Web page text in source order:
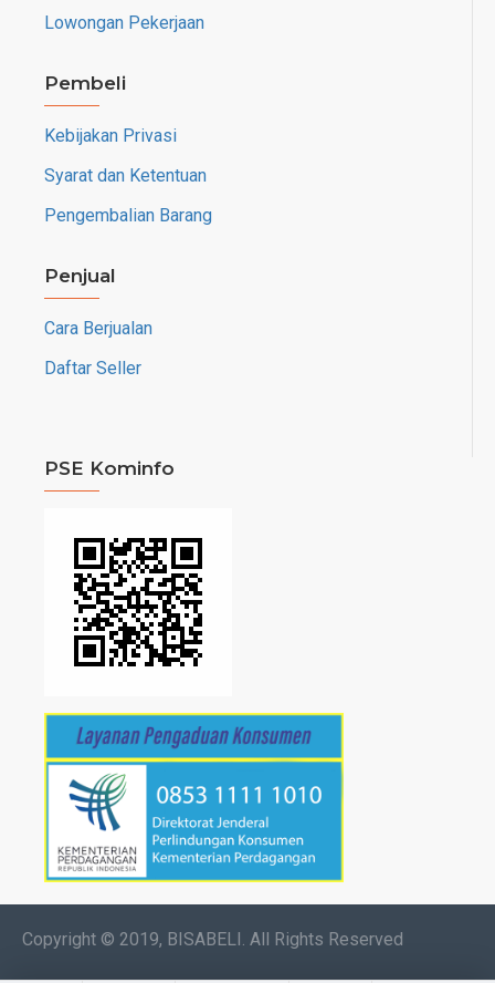
Lowongan Pekerjaan
Pembeli
Kebijakan Privasi
Syarat dan Ketentuan
Pengembalian Barang
Penjual
Cara Berjualan
Daftar Seller
PSE Kominfo
Copyright © 2019, BISABELI. All Rights Reserved